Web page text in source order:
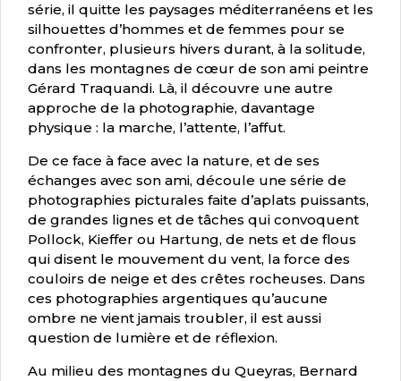
série, il quitte les paysages méditerranéens et les
silhouettes d’hommes et de femmes pour se
confronter, plusieurs hivers durant, à la solitude,
dans les montagnes de cœur de son ami peintre
Gérard Traquandi. Là, il découvre une autre
approche de la photographie, davantage
physique : la marche, l’attente, l’affut.
De ce face à face avec la nature, et de ses
échanges avec son ami, découle une série de
photographies picturales faite d’aplats puissants,
de grandes lignes et de tâches qui convoquent
Pollock, Kieffer ou Hartung, de nets et de flous
qui disent le mouvement du vent, la force des
couloirs de neige et des crêtes rocheuses. Dans
ces photographies argentiques qu’aucune
ombre ne vient jamais troubler, il est aussi
question de lumière et de réflexion.
Au milieu des montagnes du Queyras, Bernard